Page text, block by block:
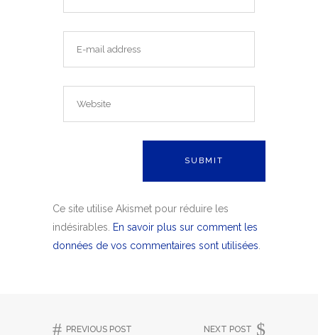
Ce site utilise Akismet pour réduire les
indésirables. En savoir plus sur comment les
données de vos commentaires sont utilisées.
PREVIOUS POST NEXT POST